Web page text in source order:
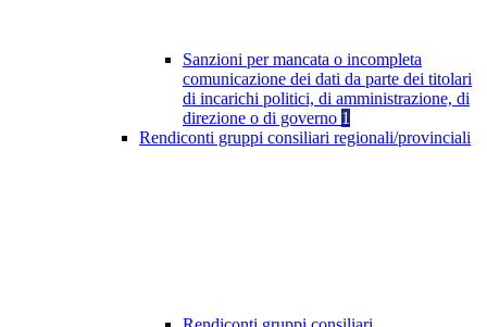
Sanzioni per mancata o incompleta
comunicazione dei dati da parte dei titolari
di incarichi politici, di amministrazione, di
direzione o di governo 1
Rendiconti gruppi consiliari regionali/provinciali